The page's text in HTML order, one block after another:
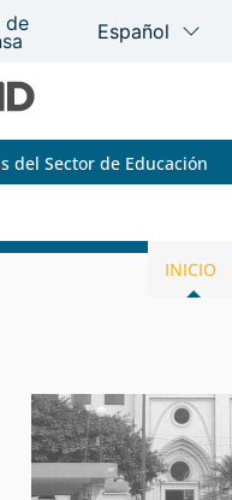
del Sector de Educación
INICIO